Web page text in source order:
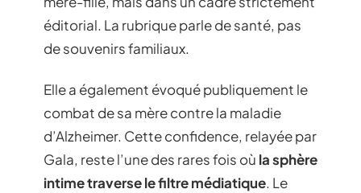
éditorial. La rubrique parle de santé, pas
de souvenirs familiaux.
Elle a également évoqué publiquement le
combat de sa mère contre la maladie
d’Alzheimer. Cette confidence, relayée par
Gala, reste l’une des rares fois où la sphère
intime traverse le filtre médiatique. Le